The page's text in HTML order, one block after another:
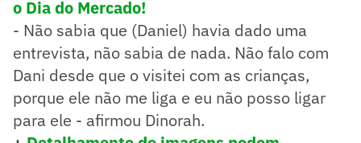
o Dia do Mercado!
- Não sabia que (Daniel) havia dado uma
entrevista, não sabia de nada. Não falo com
Dani desde que o visitei com as crianças,
porque ele não me liga e eu não posso ligar
para ele - afirmou Dinorah.